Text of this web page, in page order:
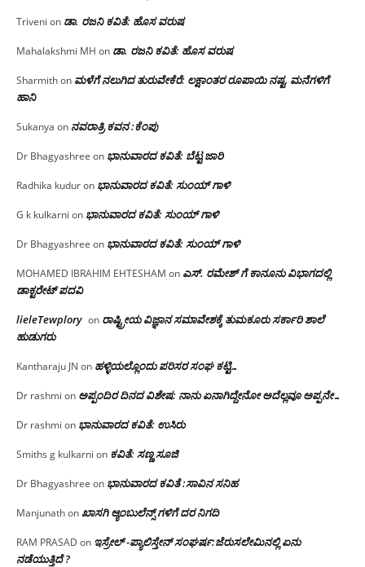
Triveni on ಡಾ. ರಜನಿ ಕವಿತೆ: ಹೊಸ ವರುಷ
Mahalakshmi MH on ಡಾ. ರಜನಿ ಕವಿತೆ: ಹೊಸ ವರುಷ
Sharmithon ಮಳೆಗೆ ನಲುಗಿದ ತುರುವೇಕೆರೆ: ಲಕ್ಷಾಂತರ ರೂಪಾಯಿ ನಷ್ಟ, ಮನೆಗಳಿಗೆ
ಹಾನಿ
Sukanya on ನವರಾತ್ರಿ ಕವನ :ಕೆಂಪು
Dr Bhagyashree on ಭಾನುವಾರದ ಕವಿತೆ: ಬೆಟ್ಟ ಜಾರಿ
Radhika kuduron ಭಾನುವಾರದ ಕವಿತೆ: ಸುಂಯ್ ಗಾಳಿ
G k kulkarni on ಭಾನುವಾರದ ಕವಿತೆ: ಸುಂಯ್ ಗಾಳಿ
Dr Bhagyashree on ಭಾನುವಾರದ ಕವಿತೆ: ಸುಂಯ್ ಗಾಳಿ
MOHAMED IBRAHIM EHTESHAM on ಎಸ್. ರಮೇಶ್ ಗೆ ಕಾನೂನು ವಿಭಾಗದಲ್ಲಿ
ಡಾಕ್ಟರೇಟ್ ಪದವಿ
lieleTewplory on ರಾಷ್ಟ್ರೀಯ ವಿಜ್ಞಾನ ಸಮಾವೇಶಕ್ಕೆ‌ ತುಮಕೂರು ಸರ್ಕಾರಿ ಶಾಲೆ
ಹುಡುಗರು
Kantharaju JN on ಹಳ್ಳಿಯಲ್ಲೊಂದು ಪರಿಸರ ಸಂಘ ಕಟ್ಟಿ…
Dr rashmi on ಅಪ್ಪಂದಿರ ದಿನದ ವಿಶೇಷ: ನಾನು ಏನಾಗಿದ್ದೇನೋ‌ ಅದೆಲ್ಲವೂ ಅಪ್ಪನೇ…
Dr rashmi on ಭಾನುವಾರದ ಕವಿತೆ: ಉಸಿರು
Smiths g kulkarni on ಕವಿತೆ: ಸಣ್ಣ ಸೂಜಿ
Dr Bhagyashree on ಭಾನುವಾರದ ಕವಿತೆ :ಸಾವಿನ ಸನಿಹ
Manjunathonಖಾಸಗಿ ಆ್ಯಂಬುಲೆನ್ಸ್ ಗಳಿಗೆ ದರ ನಿಗದಿ
RAM PRASAD on ಇಸ್ರೇಲ್ -ಪ್ಯಾಲಿಸ್ತೇನ್ ಸಂಘರ್ಷ:ಜೆರುಸಲೇಮಿನಲ್ಲಿ ಏನು
ನಡೆಯುತ್ತಿದೆ ?